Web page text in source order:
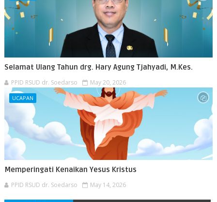
Selamat Ulang Tahun drg. Hary Agung Tjahyadi, M.Kes.
PPID RSUD dr. Soedarso May 20, 2026
UCAPAN
Memperingati Kenaikan Yesus Kristus
PPID RSUD dr. Soedarso May 14, 2026